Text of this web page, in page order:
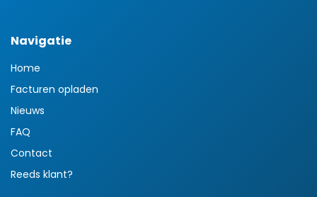
Navigatie
Home
Facturen opladen
Nieuws
FAQ
Contact
Reeds klant?